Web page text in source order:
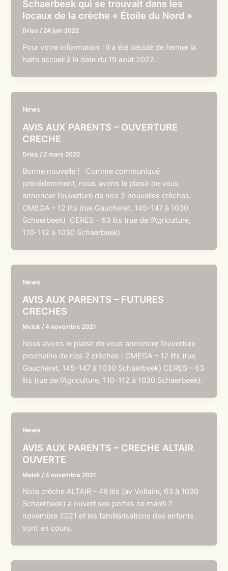
Schaerbeek qui se trouvait dans les
locaux de la crèche « Étoile du Nord »
Driss / 24 juin 2022
Pour votre information : Il a été décidé de fermer la
halte accueil à la date du 19 août 2022.
News
AVIS AUX PARENTS – OUVERTURE
CRECHE
Driss / 2 mars 2022
Bonne nouvelle ! Comme communiqué
précédemment, nous avons le plaisir de vous
annoncer l’ouverture de nos 2 nouvelles crèches.
OMEGA – 12 lits (rue Gaucheret, 145-147 à 1030
Schaerbeek) CERES – 63 lits (rue de l’Agriculture,
110-112 à 1030 Schaerbeek)
News
AVIS AUX PARENTS – FUTURES
CRECHES
Melek /4 novembre 2021
Nous avons le plaisir de vous annoncer l’ouverture
prochaine de nos 2 crèches : OMEGA – 12 lits (rue
Gaucheret, 145-147 à 1030 Schaerbeek) CERES – 63
lits (rue de l’Agriculture, 110-112 à 1030 Schaerbeek).
News
AVIS AUX PARENTS – CRECHE ALTAIR
OUVERTE
Melek /4 novembre 2021
Note crèche ALTAIR – 49 lits (av Voltaire, 63 à 1030
Schaerbeek) a ouvert ses portes ce mardi 2
novembre 2021 et les familiarisations des enfants
sont en cours.